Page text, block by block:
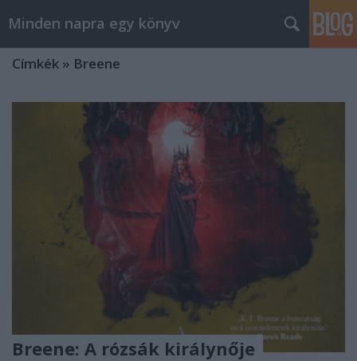
Minden napra egy könyv
Címkék » Breene
Breene: A rózsák királynője